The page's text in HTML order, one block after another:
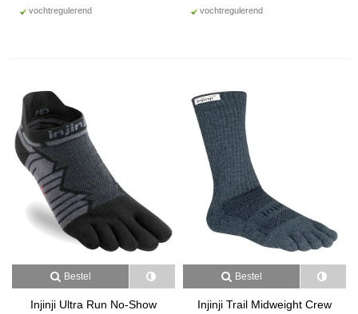
vochtregulerend
vochtregulerend
Bestel
Injinji Ultra Run No-Show
Bestel
Injinji Trail Midweight Crew